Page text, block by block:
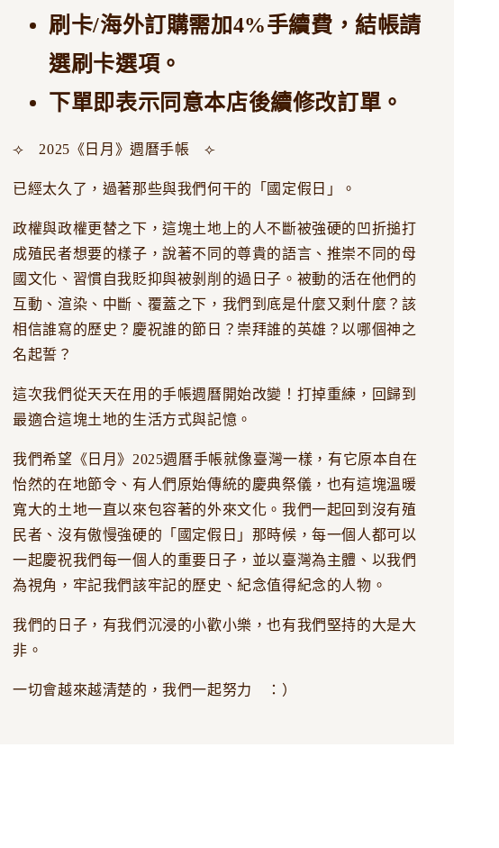
刷卡/海外訂購需加4%手續費，結帳請
選刷卡選項。
下單即表示同意本店後續修改訂單。
⟢ 2025《日月》週曆手帳 ⟣
已經太久了，過著那些與我們何干的「國定假日」。
政權與政權更替之下，這塊土地上的人不斷被強硬的凹折搥打
成殖民者想要的樣子，說著不同的尊貴的語言、推崇不同的母
國文化、習慣自我貶抑與被剝削的過日子。被動的活在他們的
互動、渲染、中斷、覆蓋之下，我們到底是什麼又剩什麼？該
相信誰寫的歷史？慶祝誰的節日？崇拜誰的英雄？以哪個神之
名起誓？
這次我們從天天在用的手帳週曆開始改變！打掉重練，回歸到
最適合這塊土地的生活方式與記憶。
我們希望《日月》2025週曆手帳就像臺灣一樣，有它原本自在
怡然的在地節令、有人們原始傳統的慶典祭儀，也有這塊溫暖
寬大的土地一直以來包容著的外來文化。我們一起回到沒有殖
民者、沒有傲慢強硬的「國定假日」那時候，每一個人都可以
一起慶祝我們每一個人的重要日子，並以臺灣為主體、以我們
為視角，牢記我們該牢記的歷史、紀念值得紀念的人物。
我們的日子，有我們沉浸的小歡小樂，也有我們堅持的大是大
非。
一切會越來越清楚的，我們一起努力 ：）